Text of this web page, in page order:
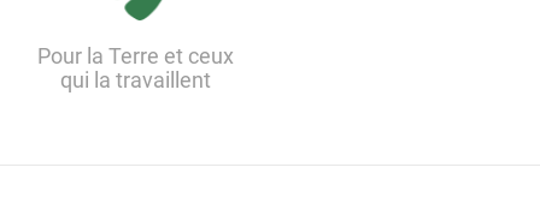
Pour la Terre et ceux
qui la travaillent